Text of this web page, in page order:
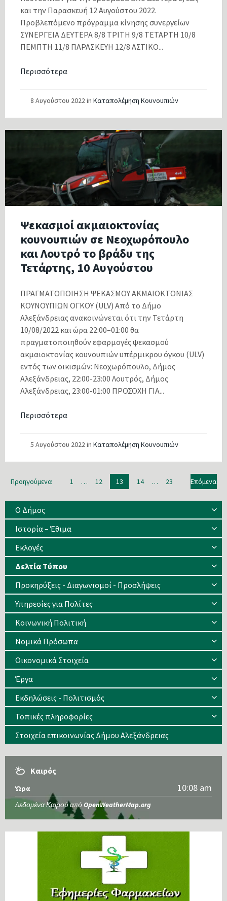
και την Παρασκευή 12 Αυγούστου 2022.
Προβλεπόμενο πρόγραμμα κίνησης συνεργείων
ΣΥΝΕΡΓΕΙΑ ΔΕΥΤΕΡΑ 8/8 ΤΡΙΤΗ 9/8 ΤΕΤΑΡΤΗ 10/8
ΠΕΜΠΤΗ 11/8 ΠΑΡΑΣΚΕΥΗ 12/8 ΑΣΤΙΚΟ...
Περισσότερα
8 Αυγούστου 2022in Καταπολέμηση Κουνουπιών
Ψεκασμοί ακμαιοκτονίας
κουνουπιών σε Νεοχωρόπουλο
και Λουτρό το βράδυ της
Τετάρτης, 10 Αυγούστου
ΠΡΑΓΜΑΤΟΠΟΙΗΣΗ ΨΕΚΑΣΜΟΥ ΑΚΜΑΙΟΚΤΟΝΙΑΣ
ΚΟΥΝΟΥΠΙΩΝ ΟΓΚΟΥ (ULV) Από το Δήμο
Αλεξάνδρειας ανακοινώνεται ότι την Τετάρτη
10/08/2022 και ώρα 22:00–01:00 θα
πραγματοποιηθούν εφαρμογές ψεκασμού
ακμαιοκτονίας κουνουπιών υπέρμικρου όγκου (ULV)
εντός των οικισμών: Νεοχωρόπουλο, Δήμος
Αλεξάνδρειας, 22:00-23:00 Λουτρός, Δήμος
Αλεξάνδρειας, 23:00-01:00 ΠΡΟΣΟΧΗ ΓΙΑ...
Περισσότερα
5 Αυγούστου 2022in Καταπολέμηση Κουνουπιών
Πλοήγηση
Προηγούμενα 1 … 12 13 14 … 23 Επόμενα
Ο Δήμος
Ιστορία – Έθιμα
Eκλογές
Δελτία Τύπου
Προκηρύξεις - Διαγωνισμοί - Προσλήψεις
Υπηρεσίες για Πολίτες
Κοινωνική Πολιτική
Νομικά Πρόσωπα
Οικονομικά Στοιχεία
Έργα
Εκδηλώσεις - Πολιτισμός
Τοπικές πληροφορίες
Στοιχεία επικοινωνίας Δήμου Αλεξάνδρειας
Καιρός
Ώρα 10:08 am
Δεδομένα Καιρού από OpenWeatherMap.org